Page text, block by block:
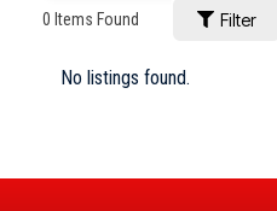
0 Items Found Filter
No listings found.